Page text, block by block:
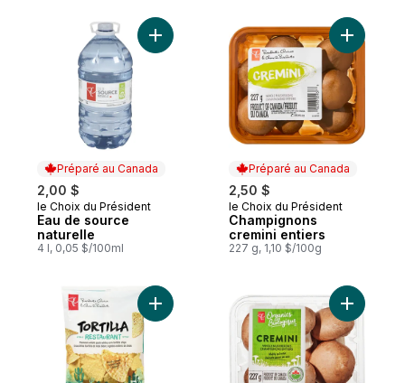
Préparé au Canada
2,00 $
Préparé au Canada
le Choix du Président
Eau de source
naturelle
4 l, 0,05 $/100ml
Ajouter Eau de source naturelle au panier
Préparé au Canada
2,50 $
Préparé au Canada
le Choix du Président
Champignons
cremini entiers
227 g, 1,10 $/100g
Ajouter
Ajouter Croustilles tortilla de maïs blanc
Ajouter